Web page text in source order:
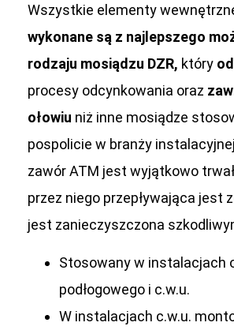
Wszystkie elementy
wykonane są z najlepszego
rodzaju mosiądzu DZR, który
procesy odcynkowania oraz
ołowiu niż inne mosiądze
pospolicie w branży
zawór ATM jest wyjątkowo
przez niego przepływająca jest
jest zanieczyszczona
Stosowany w instalacjach
podłogowego i c.w.u.
W instalacjach c.w.u.